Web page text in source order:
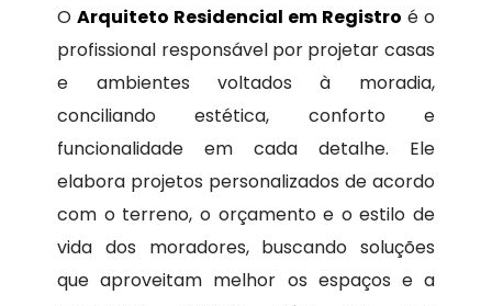
OArquiteto Residencial em Registro é o
profissional responsável por projetar casas
e ambientes voltados à moradia,
conciliando estética, conforto e
funcionalidade em cada detalhe. Ele
elabora projetos personalizados de acordo
com o terreno, o orçamento e o estilo de
vida dos moradores, buscando soluções
que aproveitam melhor os espaços e a